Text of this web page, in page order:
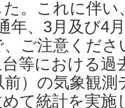
。これに伴い
年、3月及び4
、ご注意くだ
等における過
前）の気象観
て統計を実